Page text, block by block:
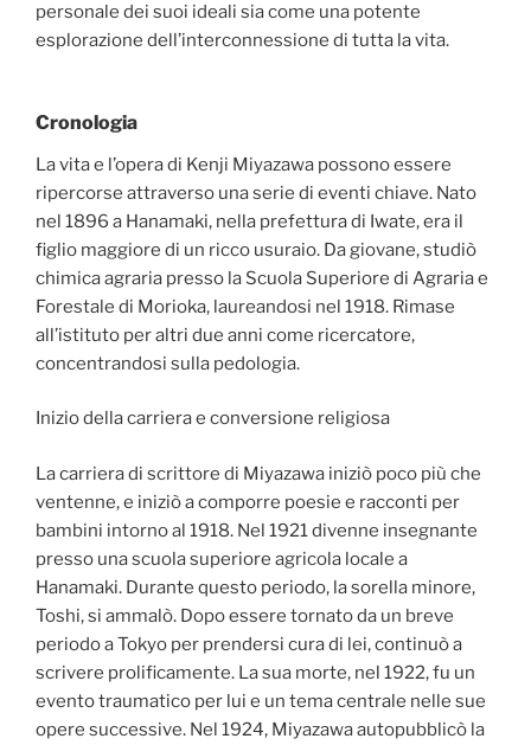
personale dei suoi ideali sia come una potente
esplorazione dell’interconnessione di tutta la vita.
Cronologia
La vita e l’opera di Kenji Miyazawa possono essere
ripercorse attraverso una serie di eventi chiave. Nato
nel 1896 a Hanamaki, nella prefettura di Iwate, era il
figlio maggiore di un ricco usuraio. Da giovane, studiò
chimica agraria presso la Scuola Superiore di Agraria e
Forestale di Morioka, laureandosi nel 1918. Rimase
all’istituto per altri due anni come ricercatore,
concentrandosi sulla pedologia.
Inizio della carriera e conversione religiosa
La carriera di scrittore di Miyazawa iniziò poco più che
ventenne, e iniziò a comporre poesie e racconti per
bambini intorno al 1918. Nel 1921 divenne insegnante
presso una scuola superiore agricola locale a
Hanamaki. Durante questo periodo, la sorella minore,
Toshi, si ammalò. Dopo essere tornato da un breve
periodo a Tokyo per prendersi cura di lei, continuò a
scrivere prolificamente. La sua morte, nel 1922, fu un
evento traumatico per lui e un tema centrale nelle sue
opere successive. Nel 1924, Miyazawa autopubblicò la